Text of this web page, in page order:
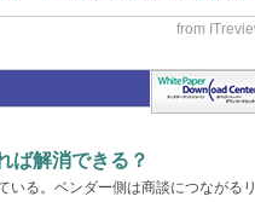
ば解消できる？
いる。ベンダー側は商談につながるリ